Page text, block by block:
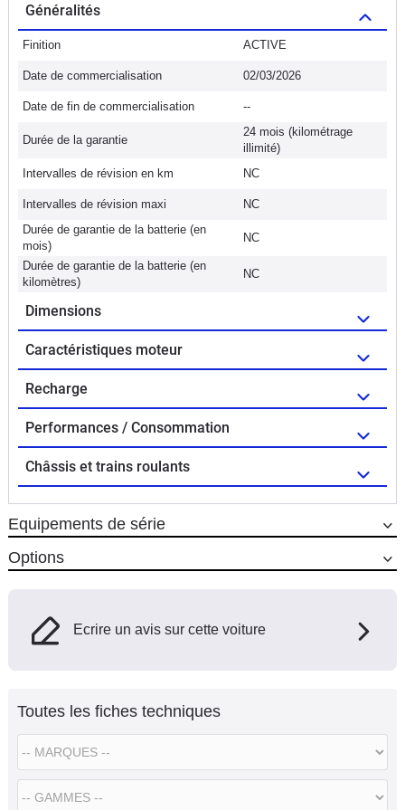
Généralités
Finition ACTIVE
Date de commercialisation 02/03/2026
Date de fin de commercialisation --
Durée de la garantie
24 mois (kilométrage
illimité)
Intervalles de révision en km
NC
Intervalles de révision maxi
NC
Durée de garantie de la batterie (en
mois)
NC
Durée de garantie de la batterie (en
kilomètres)
NC
Dimensions
Caractéristiques moteur
Recharge
Performances / Consommation
Châssis et trains roulants
Equipements de série
Options
Ecrire un avis sur cette voiture
Toutes les fiches techniques